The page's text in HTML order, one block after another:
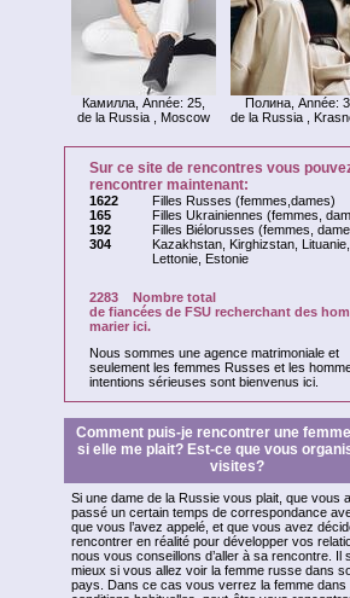
Камилла, Année: 25,
de la Russia , Moscow
Полина, Année:
de la Russia ,
Sur ce site de rencontres vous
rencontrer maintenant:
1622
Filles Russes (femmes,dames)
165
Filles Ukrainiennes (femmes,
192
Filles Biélorusses (femmes,
304
Kazakhstan, Kirghizstan, Lituanie,
Lettonie, Estonie
2283
Nombre total
de fiancées de FSU recherchant des
marier ici.
Nous sommes une agence matrimoniale et
seulement les femmes Russes et les
intentions sérieuses sont bienvenus ici.
Comment puis-je rencontrer une
si elle me plait? Est-ce que vous
visites?
Si une dame de la Russie vous plait, que vous
passé un certain temps de correspondance
que vous l’avez appelé, et que vous avez
rencontrer en réalité pour développer vos
nous vous conseillons d’aller à sa rencontre. Il
mieux si vous allez voir la femme russe dans
pays. Dans ce cas vous verrez la femme dans